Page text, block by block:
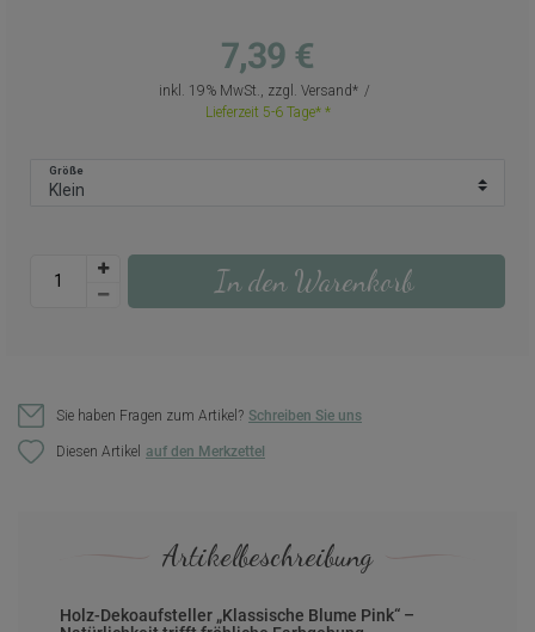
7,39 €
inkl. 19% MwSt., zzgl. Versand
Lieferzeit 5-6 Tage*
Größe
In den Warenkorb
Sie haben Fragen zum Artikel? Schreiben Sie uns
Diesen Artikel
Artikelbeschreibung
Holz-Dekoaufsteller „Klassische Blume Pink“ –